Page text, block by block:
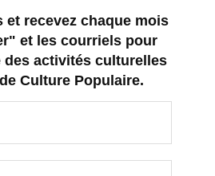
et recevez chaque mois
et les courriels pour
des activités culturelles
Culture Populaire.